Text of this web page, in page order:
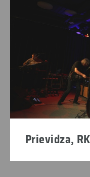
Prievidza,